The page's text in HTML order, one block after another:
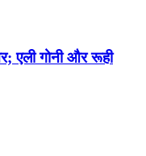
एली गोनी और रूही